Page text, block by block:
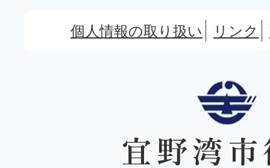
個人情報の取り扱い リンク